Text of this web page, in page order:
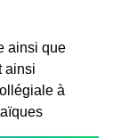
ainsi que
ainsi
à